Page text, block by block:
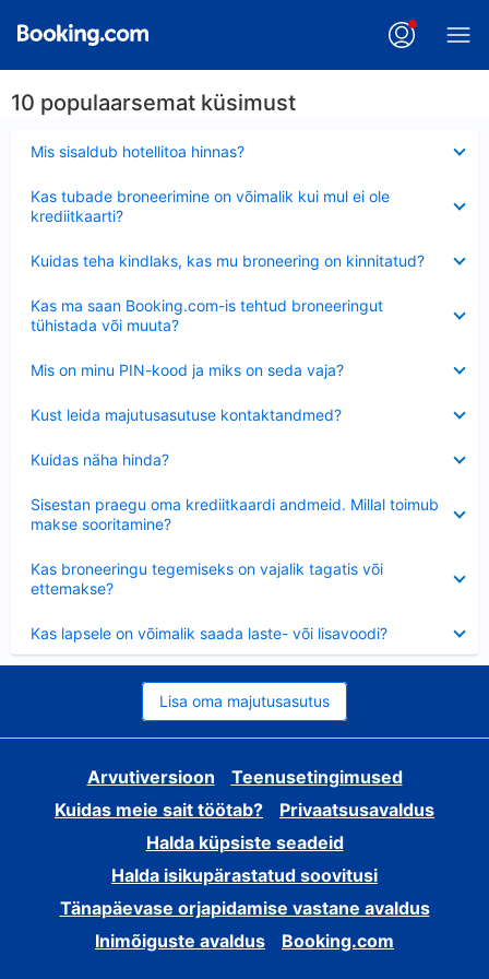
10 populaarsemat küsimust
Mis sisaldub hotellitoa hinnas?
Kas tubade broneerimine on võimalik kui mul ei ole
krediitkaarti?
Kuidas teha kindlaks, kas mu broneering on kinnitatud?
Kas ma saan Booking.com-is tehtud broneeringut
tühistada või muuta?
Mis on minu PIN-kood ja miks on seda vaja?
Kust leida majutusasutuse kontaktandmed?
Kuidas näha hinda?
Sisestan praegu oma krediitkaardi andmeid. Millal toimub
makse sooritamine?
Kas broneeringu tegemiseks on vajalik tagatis või
ettemakse?
Kas lapsele on võimalik saada laste- või lisavoodi?
Lisa oma majutusasutus
Arvutiversioon
Teenusetingimused
Kuidas meie sait töötab?
Privaatsusavaldus
Halda küpsiste seadeid
Halda isikupärastatud soovitusi
Tänapäevase orjapidamise vastane avaldus
Inimõiguste avaldus
Booking.com